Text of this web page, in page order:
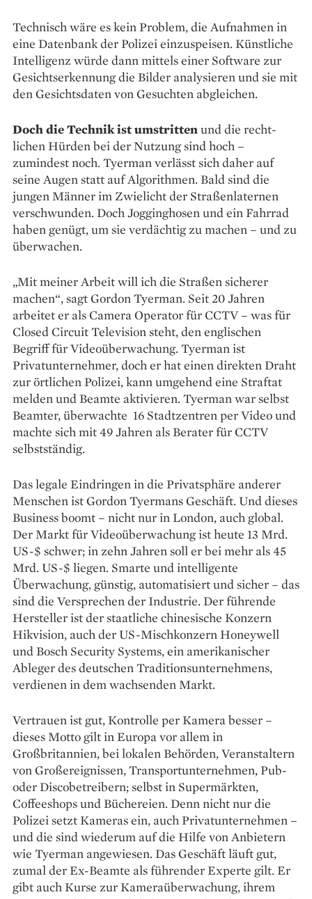
Technisch wäre es kein Problem, die Auf­nahmen in
eine Datenbank der Polizei einzu­speisen. Künstliche
Intelligenz würde dann mittels einer Software zur
Gesichtserkennung die Bilder analysieren und sie mit
den Gesichtsdaten von Gesuchten abgleichen.
Doch die Technik ist umstrittenund die recht­
lichen Hürden bei der Nutzung sind hoch –
zumindest noch. Tyerman verlässt sich daher auf
seine Augen statt auf Algorithmen. Bald sind die
jungen Männer im Zwielicht der Straßenlaternen
verschwunden. Doch Jogginghosen und ein Fahrrad
haben genügt, um sie verdächtig zu machen – und zu
überwachen.
„Mit meiner Arbeit will ich die Straßen sicherer
machen“, sagt Gordon Tyerman. Seit 20 Jahren
arbeitet er als Camera Operator für CCTV – was für
Closed Circuit Television steht, den englischen
Begriff für Videoüberwachung. Tyerman ist
Privatunternehmer, doch er hat einen direkten Draht
zur örtlichen Polizei, kann umgehend eine Straftat
melden und Beamte aktivieren. Tyerman war selbst
Beamter, überwachte ­ 16 Stadtzentren per Video und
machte sich mit 49 Jahren als Berater für CCTV
selbstständig.
Das legale Eindringen in die Privatsphäre anderer
Menschen ist Gordon Tyermans Geschäft. Und dieses
Business boomt – nicht nur in London, auch global.
Der Markt für Videoüberwachung ist heute 13 Mrd.
US-$ schwer; in zehn Jahren soll er bei mehr als 45
Mrd. US-$ liegen. Smarte und intelligente
Überwachung, günstig, automatisiert und sicher – das
sind die Versprechen der Industrie. Der führende
Hersteller ist der staatliche chinesische Konzern
Hikvision, auch der US-Mischkonzern Honeywell
und Bosch Security Systems, ein amerikanischer
Ableger des deutschen Traditionsunternehmens,
verdienen in dem wachsenden Markt.
Vertrauen ist gut, Kontrolle per Kamera besser –
dieses Motto gilt in Europa vor allem in
Großbritannien, bei lokalen Behörden, Veranstaltern
von Großereignissen, Transportunter­nehmen, Pub-
oder Discobetreibern; selbst in Supermärkten,
Coffeeshops und Büchereien. Denn nicht nur die
Polizei setzt Kameras ein, auch Privatunternehmen –
und die sind wiede­rum auf die Hilfe von Anbietern
wie Tyerman angewiesen. Das Geschäft läuft gut,
zumal der Ex-Beamte als führender Experte gilt. Er
gibt auch Kurse zur Kameraüberwachung, ihrem